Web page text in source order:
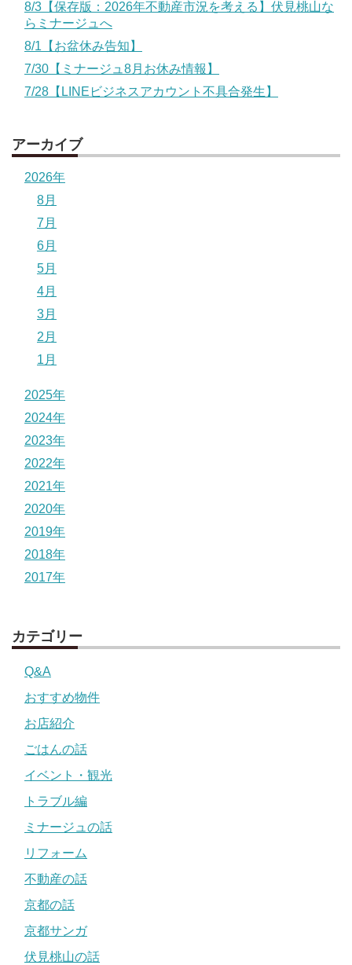
8/3【保存版：2026年不動産市況を考える】伏見桃山な
らミナージュへ
8/1【お盆休み告知】
7/30【ミナージュ8月お休み情報】
7/28【LINEビジネスアカウント不具合発生】
アーカイブ
2026年
8月
7月
6月
5月
4月
3月
2月
1月
2025年
2024年
2023年
2022年
2021年
2020年
2019年
2018年
2017年
カテゴリー
Q&A
おすすめ物件
お店紹介
ごはんの話
イベント・観光
トラブル編
ミナージュの話
リフォーム
不動産の話
京都の話
京都サンガ
伏見桃山の話